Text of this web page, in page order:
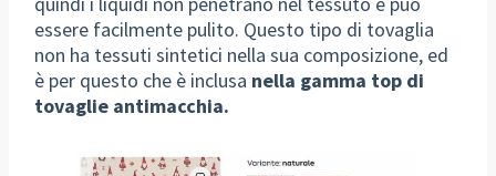
essere facilmente pulito. Questo tipo di tovaglia
non ha tessuti sintetici nella sua composizione, ed
è per questo che è inclusa nella gamma top di
tovaglie antimacchia.